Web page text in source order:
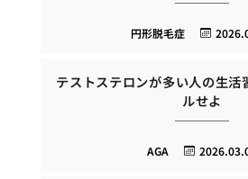
円形脱毛症
テストステロンが多い人の生活
ルせよ
AGA